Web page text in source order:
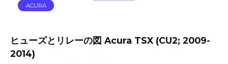
ACURA
ヒューズとリレーの図 Acura TSX (CU2; 2009-
2014)